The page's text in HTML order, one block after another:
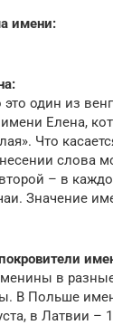
имени:
один из
Елена,
Что
слова
– в
Значение
в
В Польше
в Латвии –